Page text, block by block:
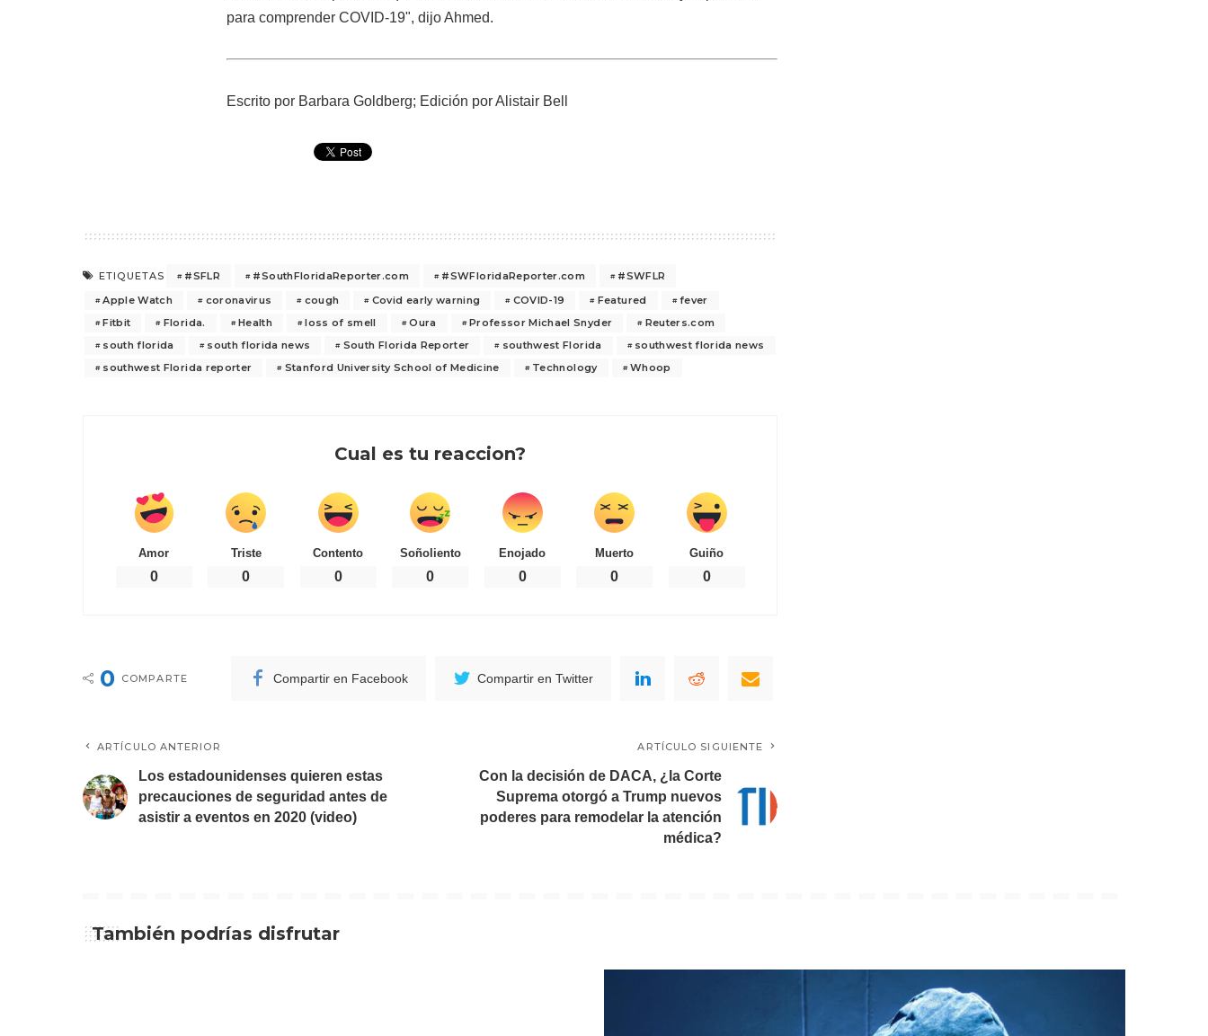
para comprender COVID-19", dijo Ahmed.
Escrito por Barbara Goldberg; Edición por Alistair Bell
ETIQUETAS #SFLR #SouthFloridaReporter.com #SWFloridaReporter.com
#SWFLR
Apple Watch
coronavirus cough Covid early warning COVID-19 Featured
fever
Fitbit
Florida. Health loss of smell Oura Professor Michael Snyder
Reuters.com
south florida
south florida news South Florida Reporter southwest Florida
southwest florida news
southwest Florida reporter
Stanford University School of Medicine Technology Whoop
Cual es tu reaccion?
Amor
0
Triste
0
Contento
0
Soñoliento
0
Enojado
0
Muerto
0
Guiño
0
0 COMPARTE Compartir en Facebook Compartir en Twitter
ARTÍCULO ANTERIOR
Los estadounidenses quieren estas
precauciones de seguridad antes de
asistir a eventos en 2020 (video)
ARTÍCULO SIGUIENTE
Con la decisión de DACA, ¿la Corte
Suprema otorgó a Trump nuevos
poderes para remodelar la atención
médica?
También podrías disfrutar